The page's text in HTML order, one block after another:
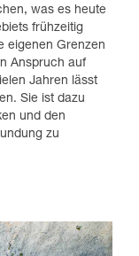
was es heute
frühzeitig
eigenen Grenzen
Anspruch auf
Jahren lässt
Sie ist dazu
und den
zu